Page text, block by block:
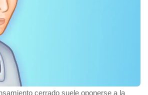
cerrado suele oponerse a la